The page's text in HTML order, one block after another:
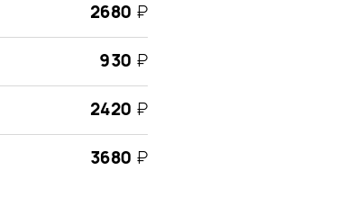
2680 ₽
930 ₽
2420 ₽
3680 ₽